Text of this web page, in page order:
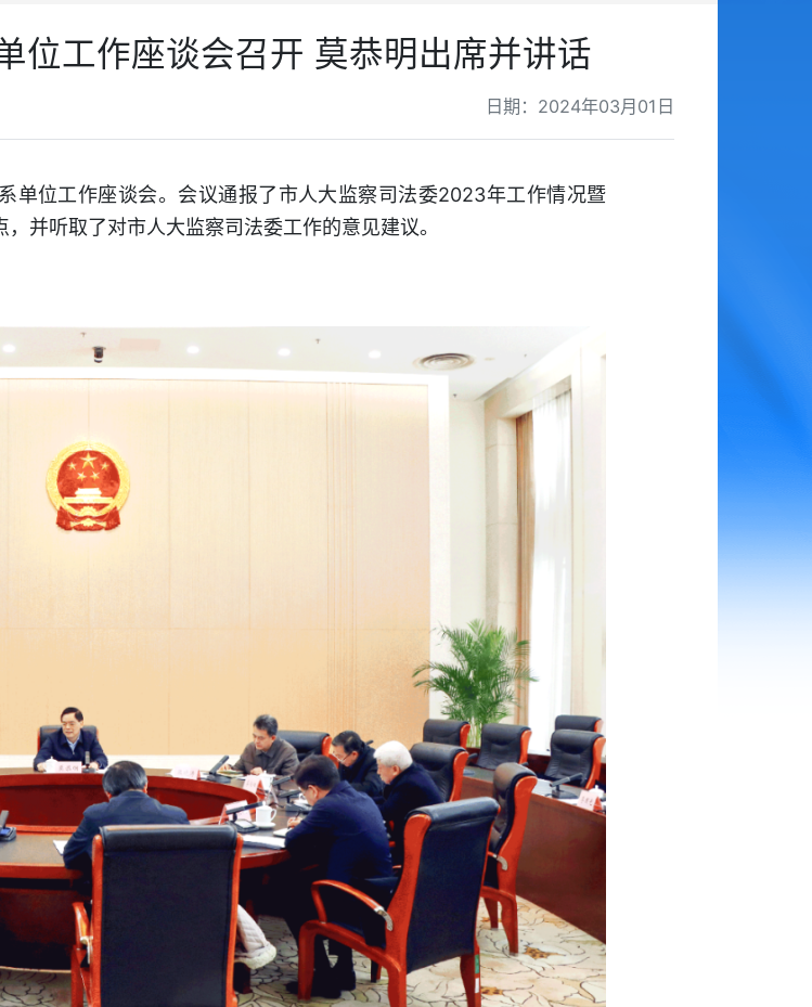
位工作座谈会召开 莫恭明出席并讲话
日期：2024年03月01日
位工作座谈会。会议通报了市人大监察司法委2023年工作情况暨
并听取了对市人大监察司法委工作的意见建议。